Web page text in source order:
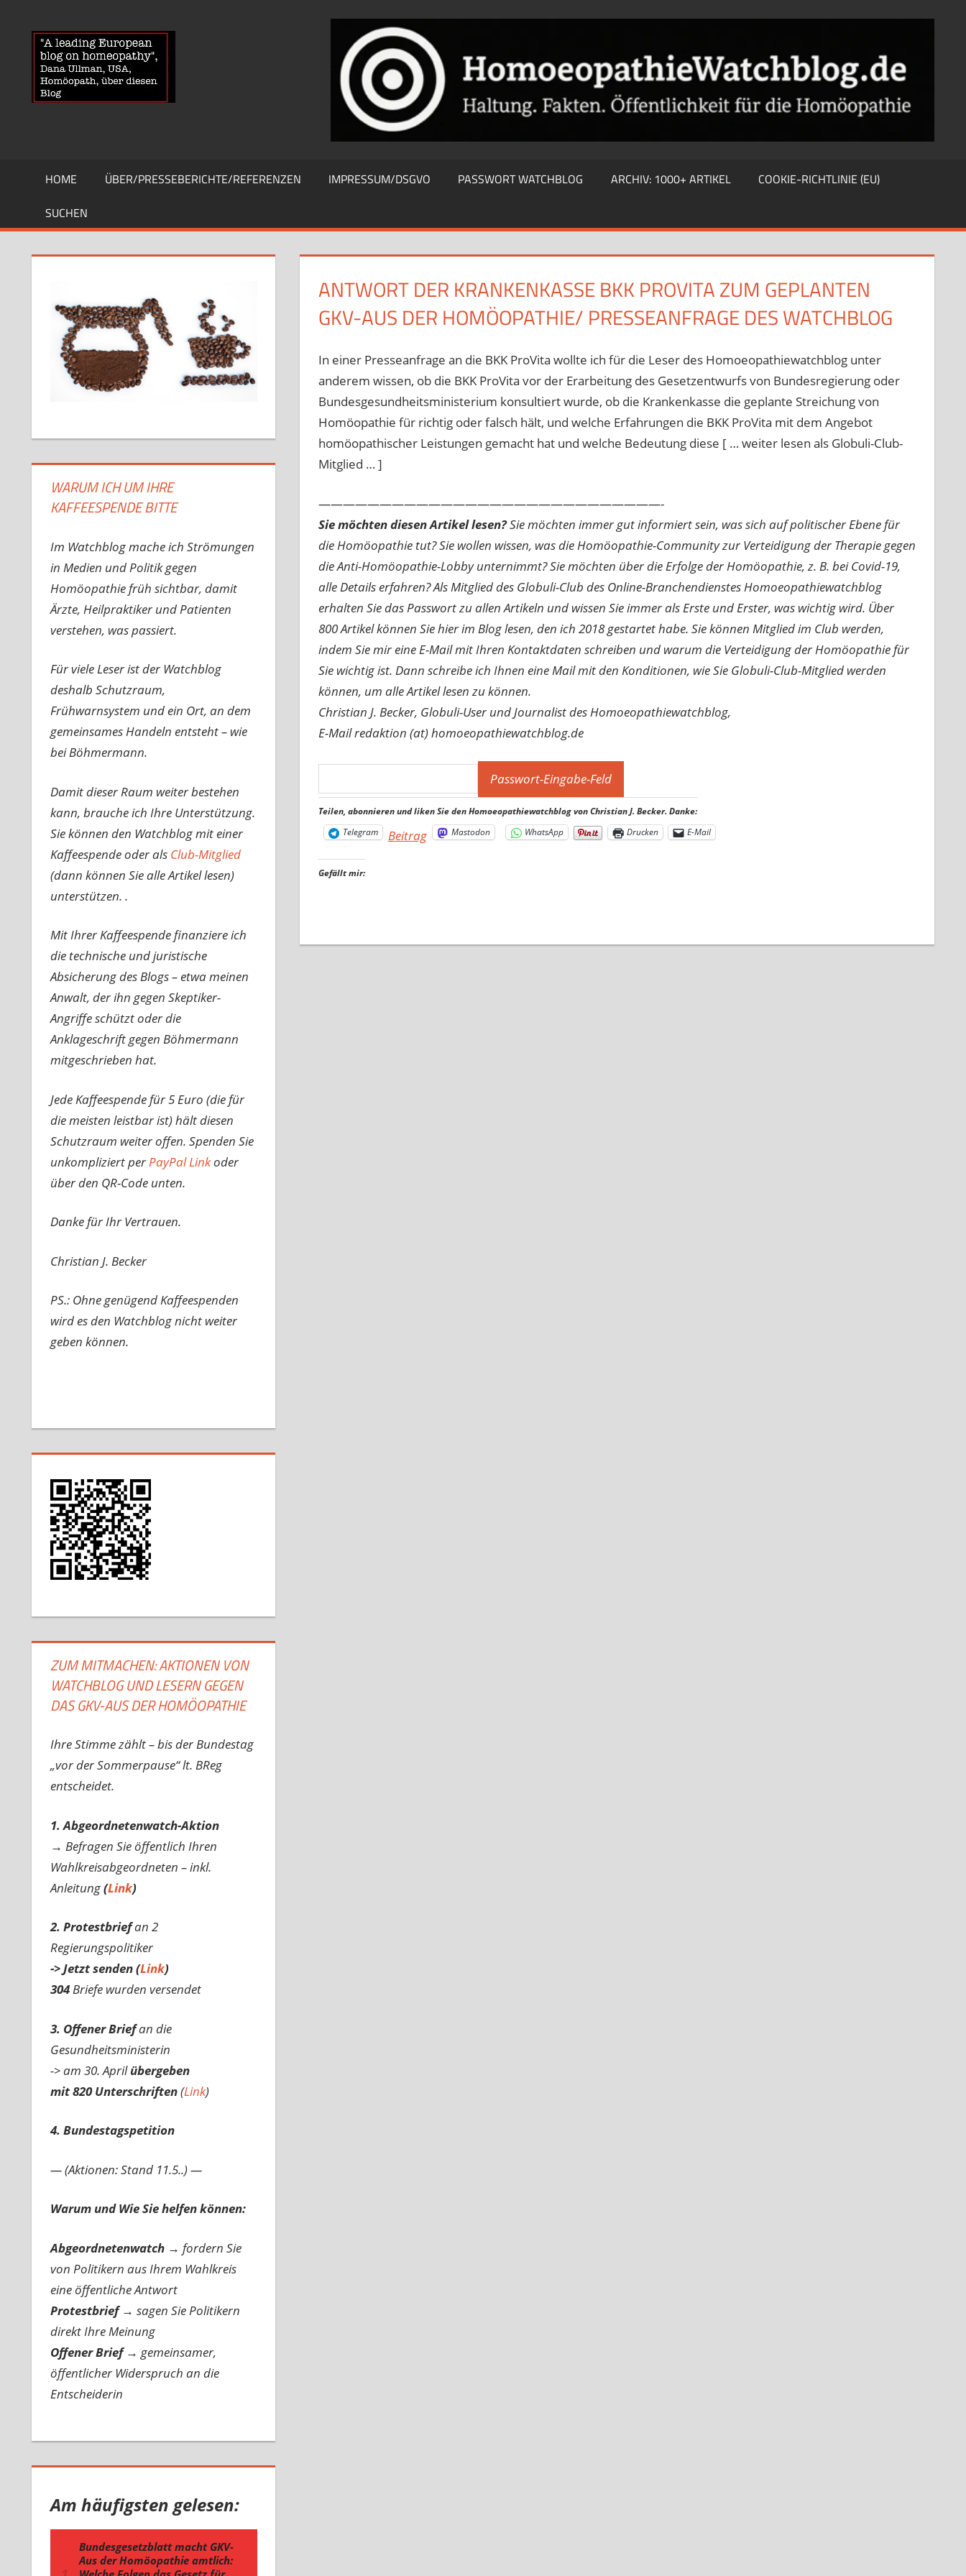
springen
HOMOEOPATHIEWATCHBLOG
News
über
Homöopathie
und
Globuli-
HOME ÜBER/PRESSEBERICHTE/REFERENZEN IMPRESSUM/DSGVO PASSWORT WATCHBLOG ARCHIV: 1000+ ARTIKEL
COOKIE-RICHTLINIE (EU)
SUCHEN
ANTWORT DER KRANKENKASSE BKK PROVITA ZUM GEPLANTEN
GKV-AUS DER HOMÖOPATHIE/ PRESSEANFRAGE DES WATCHBLOG
In einer Presseanfrage an die BKK ProVita wollte ich für die Leser des Homoeopathiewatchblog unter
anderem wissen, ob die BKK ProVita vor der Erarbeitung des Gesetzentwurfs von Bundesregierung oder
Bundesgesundheitsministerium konsultiert wurde, ob die Krankenkasse die geplante Streichung von
Homöopathie für richtig oder falsch hält, und welche Erfahrungen die BKK ProVita mit dem Angebot
homöopathischer Leistungen gemacht hat und welche Bedeutung diese [ … weiter lesen als Globuli-Club-
Mitglied … ]
————————————————————————————-
Sie möchten diesen Artikel lesen?Sie möchten immer gut informiert sein, was sich auf politischer Ebene für
die Homöopathie tut? Sie wollen wissen, was die Homöopathie-Community zur Verteidigung der Therapie gegen
die Anti-Homöopathie-Lobby unternimmt? Sie möchten über die Erfolge der Homöopathie, z. B. bei Covid-19,
alle Details erfahren? Als Mitglied des Globuli-Club des Online-Branchendienstes Homoeopathiewatchblog
erhalten Sie das Passwort zu allen Artikeln und wissen Sie immer als Erste und Erster, was wichtig wird. Über
800 Artikel können Sie hier im Blog lesen, den ich 2018 gestartet habe. Sie können Mitglied im Club werden,
indem Sie mir eine E-Mail mit Ihren Kontaktdaten schreiben und warum die Verteidigung der Homöopathie für
Sie wichtig ist. Dann schreibe ich Ihnen eine Mail mit den Konditionen, wie Sie Globuli-Club-Mitglied werden
können, um alle Artikel lesen zu können.
Christian J. Becker, Globuli-User und Journalist des Homoeopathiewatchblog,
E-Mail redaktion (at) homoeopathiewatchblog.de
Teilen, abonnieren und liken Sie den Homoeopathiewatchblog von Christian J. Becker. Danke:
Telegram
Beitrag Mastodon WhatsApp Drucken E-Mail
Gefällt mir:
WARUM ICH UM IHRE
KAFFEESPENDE BITTE
Im Watchblog mache ich Strömungen
in Medien und Politik gegen
Homöopathie früh sichtbar, damit
Ärzte, Heilpraktiker und Patienten
verstehen, was passiert.
Für viele Leser ist der Watchblog
deshalb Schutzraum,
Frühwarnsystem und ein Ort, an dem
gemeinsames Handeln entsteht – wie
bei Böhmermann.
Damit dieser Raum weiter bestehen
kann, brauche ich Ihre Unterstützung.
Sie können den Watchblog mit einer
Kaffeespende oder als Club-Mitglied
(dann können Sie alle Artikel lesen)
unterstützen. .
Mit Ihrer Kaffeespende finanziere ich
die technische und juristische
Absicherung des Blogs – etwa meinen
Anwalt, der ihn gegen Skeptiker-
Angriffe schützt oder die
Anklageschrift gegen Böhmermann
mitgeschrieben hat.
Jede Kaffeespende für 5 Euro (die für
die meisten leistbar ist) hält diesen
Schutzraum weiter offen. Spenden Sie
unkompliziert perPayPal Linkoder
über den QR-Code unten.
Danke für Ihr Vertrauen.
Christian J. Becker
PS.: Ohne genügend Kaffeespenden
wird es den Watchblog nicht weiter
geben können.
ZUM MITMACHEN: AKTIONEN VON
WATCHBLOG UND LESERN GEGEN
DAS GKV-AUS DER HOMÖOPATHIE
Ihre Stimme zählt – bis der Bundestag
„vor der Sommerpause“ lt. BReg
entscheidet.
1. Abgeordnetenwatch-Aktion
→ Befragen Sie öffentlich Ihren
Wahlkreisabgeordneten – inkl.
Anleitung(Link)
2. Protestbriefan 2
Regierungspolitiker
-> Jetzt senden (Link)
304Briefe wurden versendet
3. Offener Briefan die
Gesundheitsministerin
-> am 30. Aprilübergeben
mit 820 Unterschriften(Link)
4. Bundestagspetition
— (Aktionen: Stand 11.5..) —
Warum und Wie Sie helfen können:
Abgeordnetenwatch → fordern Sie
von Politikern aus Ihrem Wahlkreis
eine öffentliche Antwort
Protestbrief → sagen Sie Politikern
direkt Ihre Meinung
Offener Brief → gemeinsamer,
öffentlicher Widerspruch an die
Entscheiderin
Am häufigsten gelesen: